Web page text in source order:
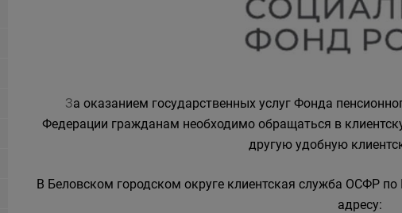
За оказанием государственных услуг Фонда
Федерации гражданам необходимо обращаться в
другую удобную
В Беловском городском округе клиентская служба ОСФР
адресу: